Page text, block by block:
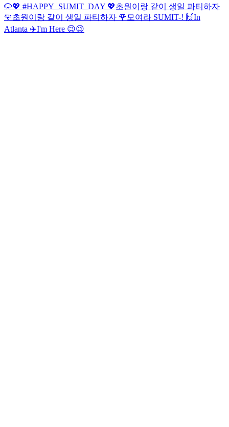
🐶💖 #HAPPY_SUMIT_DAY 💖초원이랑 같이 생일 파티하자
🌹초원이랑 같이 생일 파티하자 🌹 모여라 SUMIT-! 🙌In
Atlanta ✈️I'm Here 😉😉